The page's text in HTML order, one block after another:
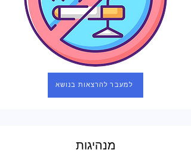
למעבר להרצאות בנושא
מנהיגות